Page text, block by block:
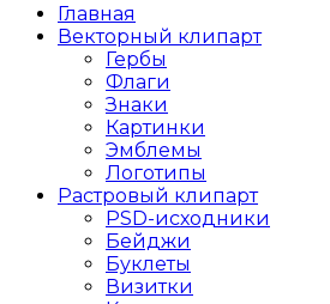
Главная
Векторный клипарт
Гербы
Флаги
Знаки
Картинки
Эмблемы
Логотипы
Растровый клипарт
PSD-исходники
Бейджи
Буклеты
Визитки